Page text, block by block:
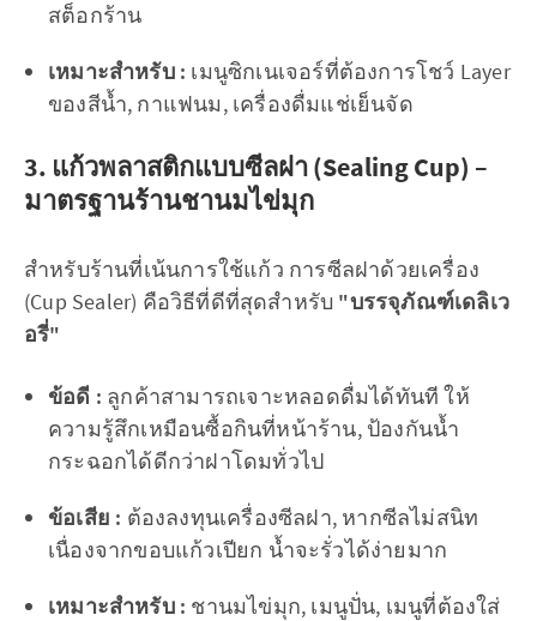
สต็อกร้าน
เหมาะสำหรับ : เมนูซิกเนเจอร์ที่ต้องการโชว์ Layer
ของสีน้ำ, กาแฟนม, เครื่องดื่มแช่เย็นจัด
3. แก้วพลาสติกแบบซีลฝา (Sealing Cup) –
มาตรฐานร้านชานมไข่มุก
สำหรับร้านที่เน้นการใช้แก้ว การซีลฝาด้วยเครื่อง
(Cup Sealer) คือวิธีที่ดีที่สุดสำหรับ "บรรจุภัณฑ์เดลิเว
อรี่"
ข้อดี : ลูกค้าสามารถเจาะหลอดดื่มได้ทันที ให้
ความรู้สึกเหมือนซื้อกินที่หน้าร้าน, ป้องกันน้ำ
กระฉอกได้ดีกว่าฝาโดมทั่วไป
ข้อเสีย : ต้องลงทุนเครื่องซีลฝา, หากซีลไม่สนิท
เนื่องจากขอบแก้วเปียก น้ำจะรั่วได้ง่ายมาก
เหมาะสำหรับ : ชานมไข่มุก, เมนูปั่น, เมนูที่ต้องใส่